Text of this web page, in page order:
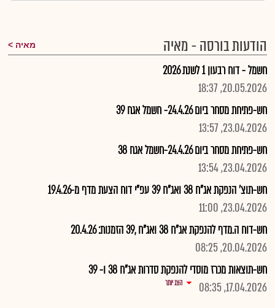
הודעות בורסה - מאיה מאיה
חשמל - דוח רבעון 1 לשנת 2026
20.05.2026, 18:37
חש-פתיחת מסחר ביום 24.4.26- חשמל אגח 39
23.04.2026, 13:57
חש-פתיחת מסחר ביום 24.4.26-חשמל אגח 38
23.04.2026, 13:54
חש-תוצ' הנפקת אג"ח 38 ואג"ח 39 עפ"י דוח הצעת מדף מ-19.4.26
23.04.2026, 11:00
חש-דוח ה.מדף להנפקת אג"ח 38 ואג"ח ,39 הזמנות: 20.4.26
20.04.2026, 08:25
חש-תוצאות מכרז מוסדי להנפקת סדרות אג"ח 38 ו- 39
17.04.2026, 08:35
הצג יותר